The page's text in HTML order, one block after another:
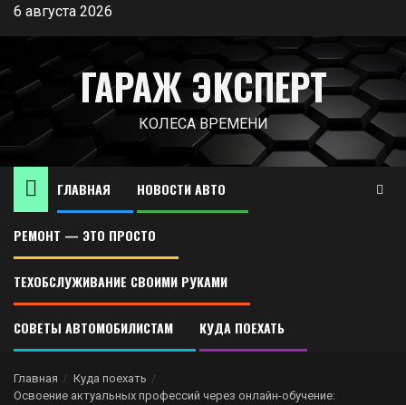
Перейти
содержимому
6 августа 2026
ГАРАЖ ЭКСПЕРТ
КОЛЕСА ВРЕМЕНИ
ГЛАВНАЯ НОВОСТИ АВТО
РЕМОНТ — ЭТО ПРОСТО
ТЕХОБСЛУЖИВАНИЕ СВОИМИ РУКАМИ
СОВЕТЫ АВТОМОБИЛИСТАМ КУДА ПОЕХАТЬ
Главная
Куда поехать
Освоение актуальных профессий через онлайн-обучение: